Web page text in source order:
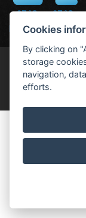
27 °C 27 °C
Předpověď počasí
©
Cookies
By clicking on
storage
navigation,
efforts.